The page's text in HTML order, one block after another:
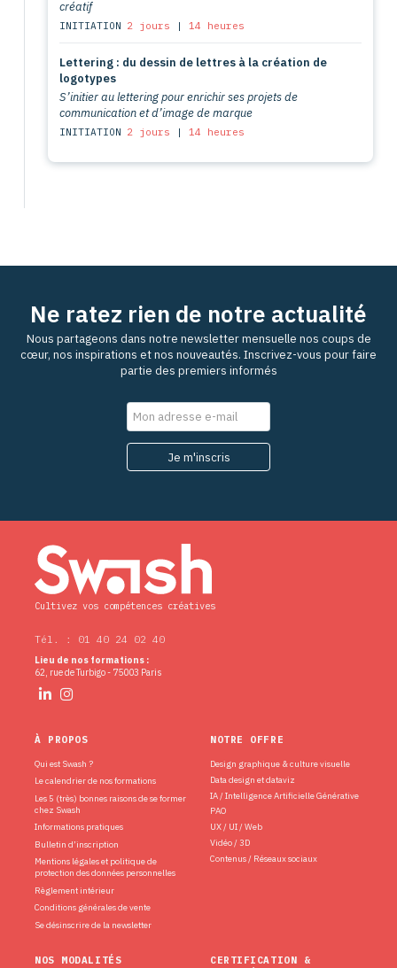
créatif
INITIATION 2 jours |14 heures
Lettering : du dessin de lettres à la création de
logotypes
S’initier au lettering pour enrichir ses projets de
communication et d’image de marque
INITIATION 2 jours |14 heures
Ne ratez rien de notre actualité
Nous partageons dans notre newsletter mensuelle nos coups de
cœur, nos inspirations et nos nouveautés. Inscrivez-vous pour faire
partie des premiers informés
Cultivez vos compétences créatives
Tél. : 01 40 24 02 40
Lieu de nos formations :
62, rue de Turbigo - 75003 Paris
À PROPOS
Qui est Swash ?
Le calendrier de nos formations
Les 5 (très) bonnes raisons de se former
chez Swash
Informations pratiques
Bulletin d’inscription
Mentions légales et politique de
protection des données personnelles
Règlement intérieur
Conditions générales de vente
Se désinscrire de la newsletter
NOTRE OFFRE
Design graphique & culture visuelle
Data design et dataviz
IA / Intelligence Artificielle Générative
PAO
UX / UI / Web
Vidéo / 3D
Contenus / Réseaux sociaux
NOS MODALITÉS
CERTIFICATION &